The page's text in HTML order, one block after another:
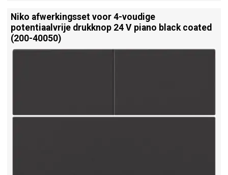
Niko afwerkingsset voor 4-voudige
potentiaalvrije drukknop 24 V piano black coated
(200-40050)